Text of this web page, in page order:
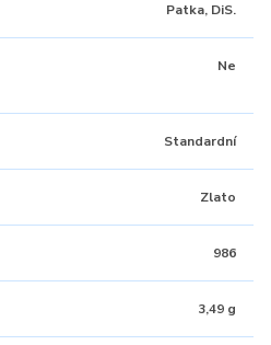
Patka, DiS.
Ne
Standardní
Zlato
986
3,49 g